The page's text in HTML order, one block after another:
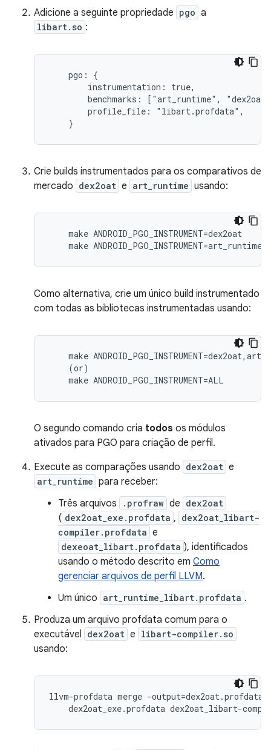
Adicione a seguinte propriedade pgo a
libart.so :
    pgo: {
        instrumentation: true,
benchmarks: ["art_runtime",
        profile_file: "libart.profdata",
    }
Crie builds instrumentados para os comparativos de
mercado dex2oat e art_runtime usando:
    make ANDROID_PGO_INSTRUMENT=dex2oat
    make ANDROID_PGO_INSTRUMENT=art_runtime
Como alternativa, crie um único build instrumentado
com todas as bibliotecas instrumentadas usando:
make
    (or)
    make ANDROID_PGO_INSTRUMENT=ALL
O segundo comando cria todos os módulos
ativados para PGO para criação de perfil.
Execute as comparações usando dex2oat e
art_runtime para receber:
Três arquivos
.profraw de dex2oat
( dex2oat_exe.profdata , dex2oat_libart-
compiler.profdata e
dexeoat_libart.profdata ), identificados
usando o método descrito em Como
gerenciar arquivos de perfil LLVM.
Um único art_runtime_libart.profdata .
Produza um arquivo profdata comum para o
executável dex2oat e libart-compiler.so
usando:
llvm-profdata merge -output=dex2oat.profdata
dex2oat_exe.profdata dex2oat_libart-